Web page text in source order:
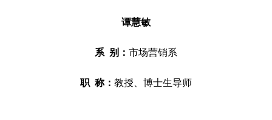
谭慧敏
系 别： 市场营销系
职 称： 教授、博士生导师